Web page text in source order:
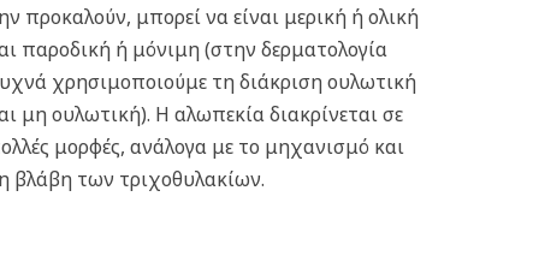
προκαλούν, μπορεί να είναι μερική ή ολική
παροδική ή μόνιμη (στην δερματολογία
χρησιμοποιούμε τη διάκριση ουλωτική
μη ουλωτική). Η αλωπεκία διακρίνεται σε
μορφές, ανάλογα με το μηχανισμό και
βλάβη των τριχοθυλακίων.